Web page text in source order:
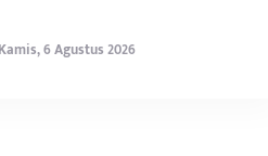
Kamis, 6 Agustus 2026